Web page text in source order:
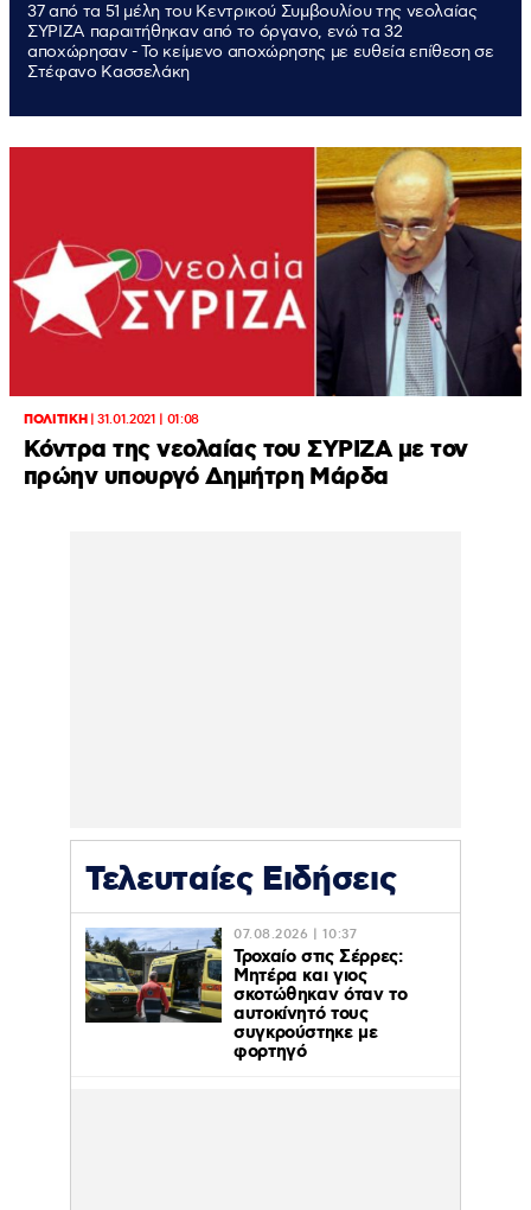
37 από τα 51 μέλη του Κεντρικού Συμβουλίου της νεολαίας
ΣΥΡΙΖΑ παραιτήθηκαν από το όργανο, ενώ τα 32
αποχώρησαν - Το κείμενο αποχώρησης με ευθεία επίθεση σε
Στέφανο Κασσελάκη
ΠΟΛΙΤΙΚΗ|31.01.2021 | 01:08
Κόντρα της νεολαίας του ΣΥΡΙΖΑ με τον
πρώην υπουργό Δημήτρη Μάρδα
Τελευταίες Ειδήσεις
07.08.2026 | 10:37
Τροχαίο στις Σέρρες:
Μητέρα και γιος
σκοτώθηκαν όταν το
αυτοκίνητό τους
συγκρούστηκε με
φορτηγό